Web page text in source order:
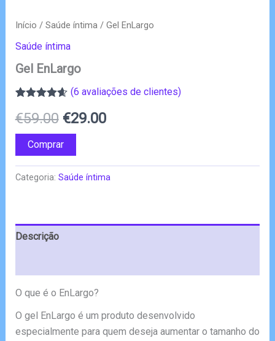
Início / Saúde íntima/ Gel EnLargo
Saúde íntima
Gel EnLargo
com4.60
em 5 com
base em
classificações
de clientes
(6 avaliações de clientes)
€59.00 O
preço
original
€29.00O
atual
Comprar
Categoria: Saúde íntima
Descrição
O que é o EnLargo?
O gel EnLargo é um produto desenvolvido
especialmente para quem deseja aumentar o tamanho do